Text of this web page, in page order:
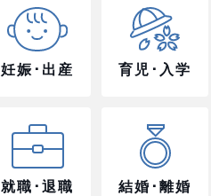
妊娠･出産 育児･入学
就職･退職 結婚･離婚